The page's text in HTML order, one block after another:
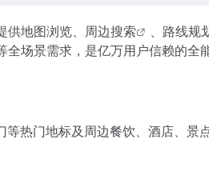
地图浏览、 周边搜索 、 路线规
全场景需求，是亿万用户信赖的全
热门地标及周边餐饮、酒店、景